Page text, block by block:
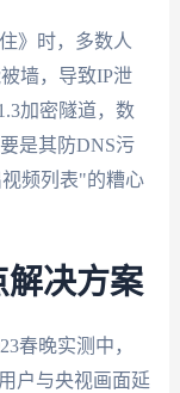
》时，多数人
墙，导致IP泄
加密隧道，数
是其防DNS污
频列表"的糟心
解决方案
春晚实测中，
户与央视画面延